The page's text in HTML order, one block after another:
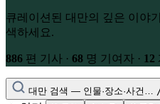
큐레이션된 대만의 깊은 이야
색하세요.
886 편 기사 · 68 명 기여자 · 12
대만 검색 — 인물·장소·사건…